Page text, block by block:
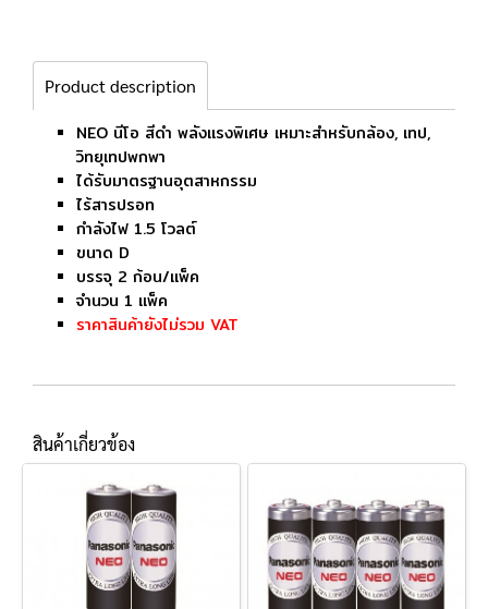
Product description
NEO นีโอ สีดำ พลังแรงพิเศษ เหมาะสำหรับกล้อง, เทป,
วิทยุเทปพกพา
ได้รับมาตรฐานอุตสาหกรรม
ไร้สารปรอท
กำลังไฟ 1.5 โวลต์
ขนาด D
บรรจุ 2 ก้อน/แพ็ค
จำนวน 1 แพ็ค
ราคาสินค้ายังไม่รวม VAT
สินค้าเกี่ยวข้อง